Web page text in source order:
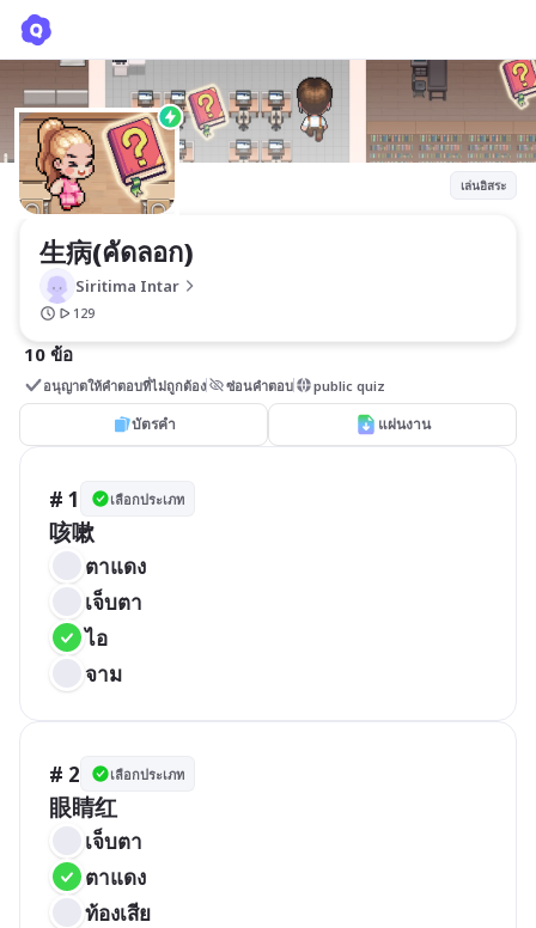
เล่นอิสระ
生病(คัดลอก)
Siritima Intar
129
10 ข้อ
อนุญาตให้คำตอบที่ไม่ถูกต้อง ซ่อนคำตอบ public quiz
บัตรคำ แผ่นงาน
# 1 เลือกประเภท
咳嗽
ตาแดง
เจ็บตา
ไอ
จาม
# 2 เลือกประเภท
眼睛红
เจ็บตา
ตาแดง
ท้องเสีย